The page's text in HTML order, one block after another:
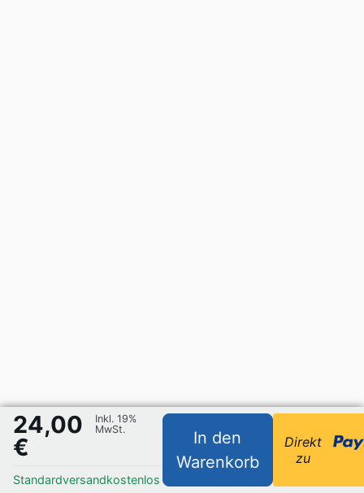
24,00
€
Inkl. 19%
MwSt.
Standardversandkostenlos
In den
Warenkorb
Direkt
zu